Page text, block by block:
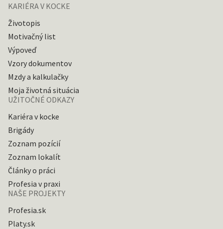
KARIÉRA V KOCKE
Životopis
Motivačný list
Výpoveď
Vzory dokumentov
Mzdy a kalkulačky
Moja životná situácia
UŽITOČNÉ ODKAZY
Kariéra v kocke
Brigády
Zoznam pozícií
Zoznam lokalít
Články o práci
Profesia v praxi
NAŠE PROJEKTY
Profesia.sk
Platy.sk